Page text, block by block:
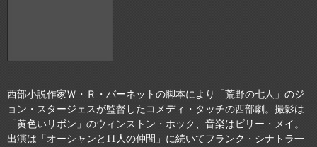
西部小説作家Ｗ・Ｒ・バーネットの脚本により「荒野の七人」のジ
ョン・スタージェスが監督したコメディ・タッチの西部劇。撮影は
「黄色いリボン」のウィンストン・ホック、音楽はビリー・メイ。
出演は「オーシャンと11人の仲間」に続いてフランク・シナトラ一